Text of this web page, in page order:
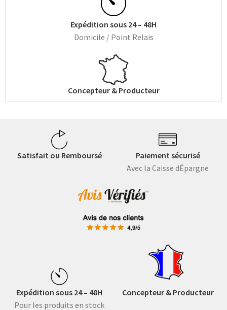
Expédition sous 24 – 48H
Domicile / Point Relais
Concepteur & Producteur
Satisfait ou Remboursé
Paiement sécurisé
Avec la Caisse dÉpargne
Expédition sous 24 – 48H
Pour les produits en stock
Concepteur & Producteur